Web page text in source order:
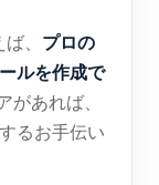
、 プロの
ルを作成で
あれば、
るお手伝い